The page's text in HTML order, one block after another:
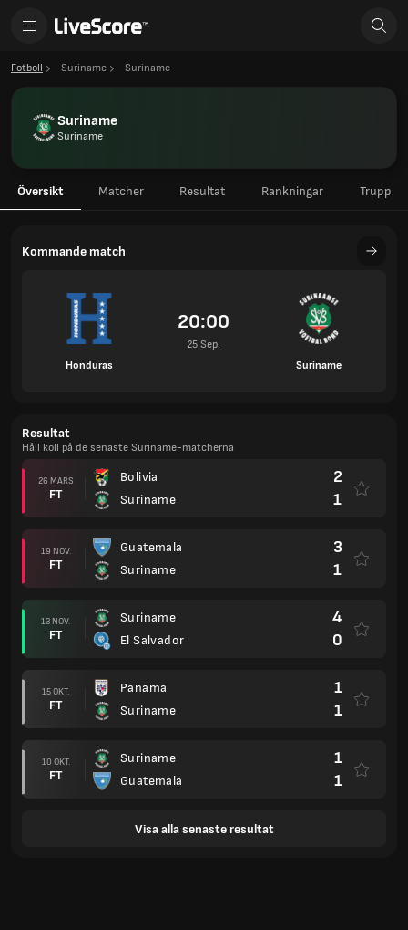
Fotboll Suriname Suriname
Suriname
Suriname
Översikt Matcher Resultat Rankningar Trupp
Kommande match
Honduras
20:00
25 Sep.
Suriname
Resultat
Håll koll på de senaste Suriname-matcherna
26 MARS
FT
Bolivia
Suriname
2
1
19 NOV.
FT
Guatemala
Suriname
3
1
13 NOV.
FT
Suriname
El Salvador
4
0
15 OKT.
FT
Panama
Suriname
1
1
10 OKT.
FT
Suriname
Guatemala
1
1
Visa alla senaste resultat